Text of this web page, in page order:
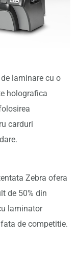
laminare cu o
holografica
carduri
Zebra ofera
de 50% din
laminator
de competitie.